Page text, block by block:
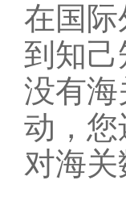
在国
到知
没有
动，
对海